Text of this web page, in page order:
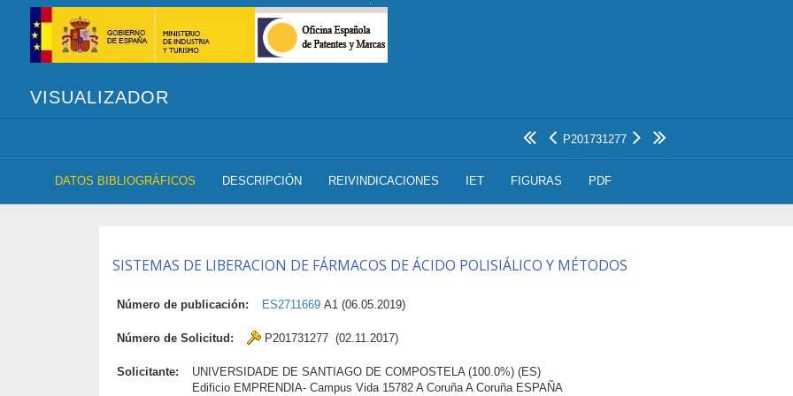
VISUALIZADOR
P201731277
DATOS BIBLIOGRÁFICOS DESCRIPCIÓN REIVINDICACIONES IET FIGURAS PDF
SISTEMAS DE LIBERACION DE FÁRMACOS DE ÁCIDO POLISIÁLICO Y MÉTODOS
Número de publicación: ES2711669 A1 (06.05.2019)
Número de Solicitud: P201731277 (02.11.2017)
Solicitante:
UNIVERSIDADE DE SANTIAGO DE COMPOSTELA (100.0%) (ES)
Edificio EMPRENDIA- Campus Vida 15782 A Coruña A Coruña ESPAÑA